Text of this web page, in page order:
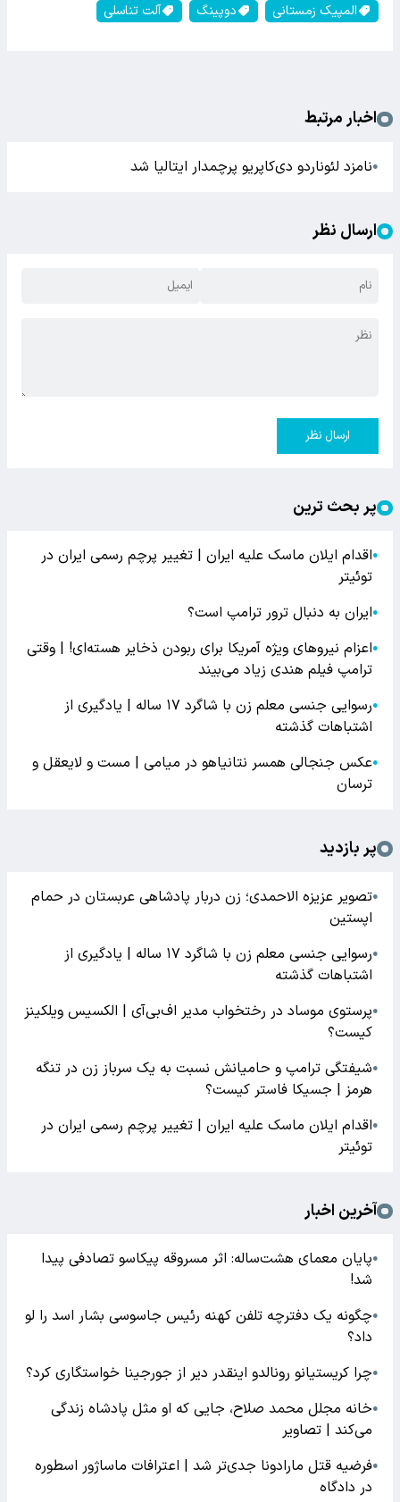
المپیک زمستانی دوپینگ آلت تناسلی
اخبار مرتبط
●نامزد لئوناردو دی‌کاپریو پرچمدار ایتالیا شد
ارسال نظر
ارسال نظر
پر بحث ترین
●اقدام ایلان ماسک علیه ایران | تغییر پرچم رسمی ایران در
توئیتر
●ایران به دنبال ترور ترامپ است؟
●اعزام نیروهای ویژه آمریکا برای ربودن ذخایر هسته‌ای! | وقتی
ترامپ فیلم هندی زیاد می‌بیند
●
رسوایی جنسی معلم زن با شاگرد ۱۷ ساله | یادگیری از
اشتباهات گذشته
●عکس جنجالی همسر نتانیاهو در میامی | مست و لایعقل و
ترسان
پر بازدید
●تصویر عزیزه الاحمدی؛ زن دربار پادشاهی عربستان در حمام
اپستین
●
رسوایی جنسی معلم زن با شاگرد ۱۷ ساله | یادگیری از
اشتباهات گذشته
●پرستوی موساد در رختخواب مدیر اف‌بی‌آی | الکسیس ویلکینز
کیست؟
●شیفتگی ترامپ و حامیانش نسبت به یک سرباز زن در تنگه
هرمز | جسیکا فاستر کیست؟
●اقدام ایلان ماسک علیه ایران | تغییر پرچم رسمی ایران در
توئیتر
آخرین اخبار
●پایان معمای هشت‌ساله: اثر مسروقه پیکاسو تصادفی پیدا
شد!
●چگونه یک دفترچه تلفن کهنه رئیس جاسوسی بشار اسد را لو
داد؟
●چرا کریستیانو رونالدو اینقدر دیر از جورجینا خواستگاری کرد؟
●خانه مجلل محمد صلاح، جایی که او مثل پادشاه زندگی
می‌کند | تصاویر
●فرضیه قتل مارادونا جدی‌تر شد | اعترافات ماساژور اسطوره
در دادگاه